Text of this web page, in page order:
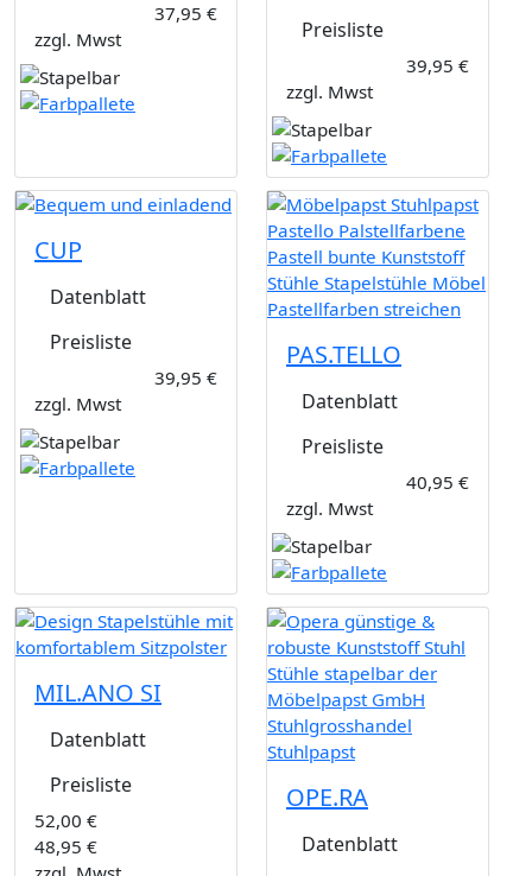
37,95 €
zzgl. Mwst
Preisliste
39,95 €
zzgl. Mwst
CUP
Datenblatt
Preisliste
39,95 €
zzgl. Mwst
PAS.TELLO
Datenblatt
Preisliste
40,95 €
zzgl. Mwst
MIL.ANO SI
Datenblatt
Preisliste
52,00 €
48,95 €
OPE.RA
Datenblatt